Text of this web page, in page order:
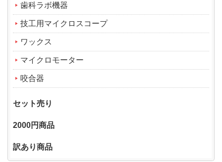
歯科ラボ機器
技工用マイクロスコープ
ワックス
マイクロモーター
咬合器
セット売り
2000円商品
訳あり商品